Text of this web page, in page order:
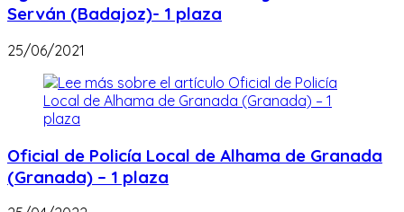
Serván (Badajoz)- 1 plaza
25/06/2021
Oficial de Policía Local de Alhama de Granada
(Granada) – 1 plaza